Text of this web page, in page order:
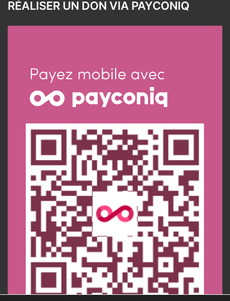
RÉALISER UN DON VIA PAYCONIQ